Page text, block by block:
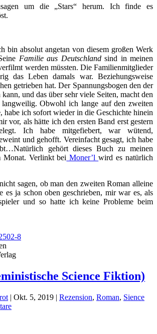
um die „Stars“ herum. Ich finde es
bin absolut angetan von diesem großen Werk
Familie aus Deutschlandsind in meinen
werden müssten. Die Familienmitglieder
das Leben damals war. Beziehungsweise
getrieben hat. Der Spannungsbogen den der
und das über sehr viele Seiten, macht den
langweilig. Obwohl ich lange auf den zweiten
habe ich sofort wieder in die Geschichte hinein
vor, als hätte ich den ersten Band erst gestern
Ich habe mitgefiebert, war wütend,
und gehofft. Vereinfacht gesagt, ich habe
gehört dieses Buch zu meinen
Monat. Verlinkt bei Moner’lwird es natürlich
sagen, ob man den zweiten Roman alleine
es ja schon oben geschrieben, mir war es, als
und so hatte ich keine Probleme beim
8
Science Fiktion)
| Okt. 5, 2019 | Rezension, Roman, Sience